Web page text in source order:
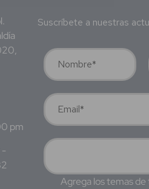
pm
-
Suscríbete a nuestras
Agrega los temas